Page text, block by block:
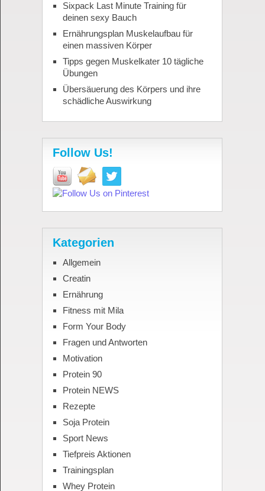
Sixpack Last Minute Training für
deinen sexy Bauch
Ernährungsplan Muskelaufbau für
einen massiven Körper
Tipps gegen Muskelkater 10 tägliche
Übungen
Übersäuerung des Körpers und ihre
schädliche Auswirkung
Follow Us!
Kategorien
Allgemein
Creatin
Ernährung
Fitness mit Mila
Form Your Body
Fragen und Antworten
Motivation
Protein 90
Protein NEWS
Rezepte
Soja Protein
Sport News
Tiefpreis Aktionen
Trainingsplan
Whey Protein